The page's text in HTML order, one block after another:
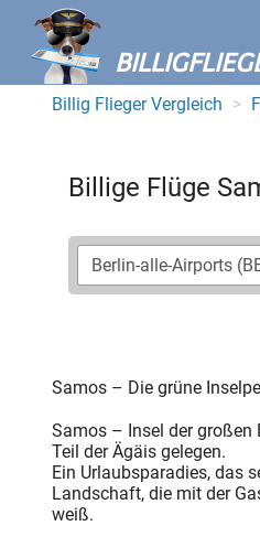
Billig Flieger Vergleich
Billige Flüge
Samos – Die grüne
Samos – Insel der großen
Teil der Ägäis gelegen.
Ein Urlaubsparadies, das
Landschaft, die mit der
weiß.